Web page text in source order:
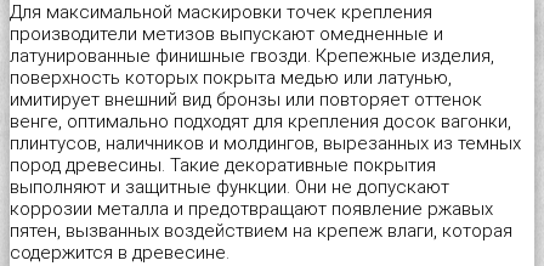
Шуруп шестигранный глухарь DIN 571
Шуруп по бетону
Шуруп-кольцо
Шуруп-костыль
Дюбель-гвоздь металлический для монтажного пистолета
Дюбель-пистон под хомут (нейлон)
Дюбель-хомут для крепления кабеля (белый, черный)
Металлический дюбель для газобетона
Хомут для крепления сантехнических труб с резиновой
Хомут для проводов
Хомут червячный DIN 3017
Шканты
Перфорированная лента для монтажа вентиляции волнистая
Перфорированная лента для монтажа вентиляции прямая
Перфорированная лента для монтажа теплого пола
Перфорированная монтажная лента
Плоскогубцы комбинированные "Targ German type"
Полотно для ножовок по металлу
Рулетка "Metric"
Скобы для степлера мебельные "Stelgrit"
Для максимальной маскировки точек крепления
производители метизов выпускают омедненные и
латунированные финишные гвозди. Крепежные изделия,
поверхность которых покрыта медью или латунью,
имитирует внешний вид бронзы или повторяет оттенок
венге, оптимально подходят для крепления досок вагонки,
плинтусов, наличников и молдингов, вырезанных из темных
пород древесины. Такие декоративные покрытия
выполняют и защитные функции. Они не допускают
коррозии металла и предотвращают появление ржавых
пятен, вызванных воздействием на крепеж влаги, которая
содержится в древесине.